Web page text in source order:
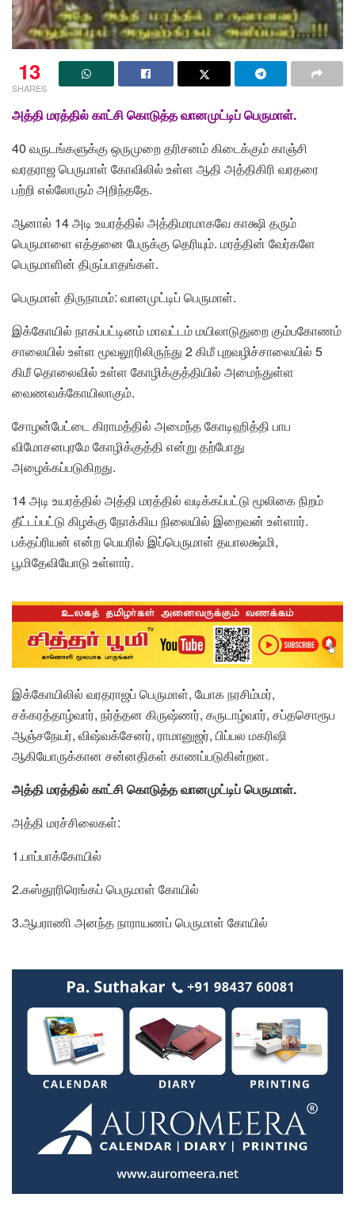
13
SHARES
அத்தி மரத்தில் காட்சி கொடுத்த வானமுட்டிப் பெருமாள்.
40 வருடங்களுக்கு ஒருமுறை தரிசனம் கிடைக்கும் காஞ்சி
வரதராஜ பெருமாள் கோவிலில் உள்ள ஆதி அத்திகிரி வரதரை
பற்றி எல்லோரும் அறிந்ததே.
ஆனால் 14 அடி உயரத்தில் அத்திமரமாகவே காக்ஷி தரும்
பெருமாளை எத்தனை பேருக்கு தெரியும். மரத்தின் வேர்களே
பெருமாளின் திருப்பாதங்கள்.
பெருமாள் திருநாமம்: வானமுட்டிப் பெருமாள்.
இக்கோயில் நாகப்பட்டினம் மாவட்டம் மயிலாடுதுறை கும்பகோணம்
சாலையில் உள்ள மூவலூரிலிருந்து 2 கிமீ புறவழிச்சாலையில் 5
கிமீ தொலைவில் உள்ள கோழிக்குத்தியில் அமைந்துள்ள
வைணவக்கோயிலாகும்.
சோழன்பேட்டை கிராமத்தில் அமைந்த கோடிஹித்தி பாப
விமோசனபுரமே கோழிக்குத்தி என்று தற்போது
அழைக்கப்படுகிறது.
14 அடி உயரத்தில் அத்தி மரத்தில் வடிக்கப்பட்டு மூலிகை நிறம்
தீட்டப்பட்டு கிழக்கு நோக்கிய நிலையில் இறைவன் உள்ளார்.
பக்தப்ரியன் என்ற பெயரில் இப்பெருமாள் தயாலக்ஷ்மி,
பூமிதேவியோடு உள்ளார்.
இக்கோயிலில் வரதராஜப் பெருமாள், யோக நரசிம்மர்,
சக்கரத்தாழ்வார், நர்த்தன கிருஷ்ணர், கருடாழ்வார், சப்தசொரூப
ஆஞ்சநேயர், விஷ்வக்சேனர், ராமானுஜர், பிப்பல மகரிஷி
ஆகியோருக்கான சன்னதிகள் காணப்படுகின்றன.
அத்தி மரத்தில் காட்சி கொடுத்த வானமுட்டிப் பெருமாள்.
அத்தி மரச்சிலைகள்:
1.பாப்பாக்கோயில்
2.கஸ்தூரிரெங்கப் பெருமாள் கோயில்
3.ஆபராணி அனந்த நாராயணப் பெருமாள் கோயில்